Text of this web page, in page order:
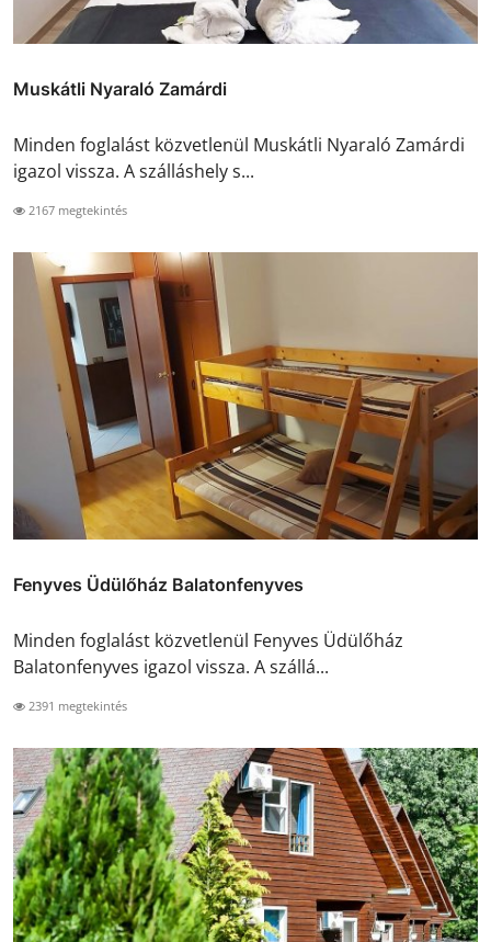
Muskátli Nyaraló Zamárdi
Minden foglalást közvetlenül Muskátli Nyaraló Zamárdi
igazol vissza. A szálláshely s...
2167 megtekintés
Fenyves Üdülőház Balatonfenyves
Minden foglalást közvetlenül Fenyves Üdülőház
Balatonfenyves igazol vissza. A szállá...
2391 megtekintés